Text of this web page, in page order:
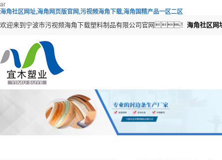
ar
海角社区网址,海角网页版官网,污视频海角下载,海角国精产品一区二区
欢迎来到宁波市污视频海角下载塑料制品有限公司官网！ 海角社区